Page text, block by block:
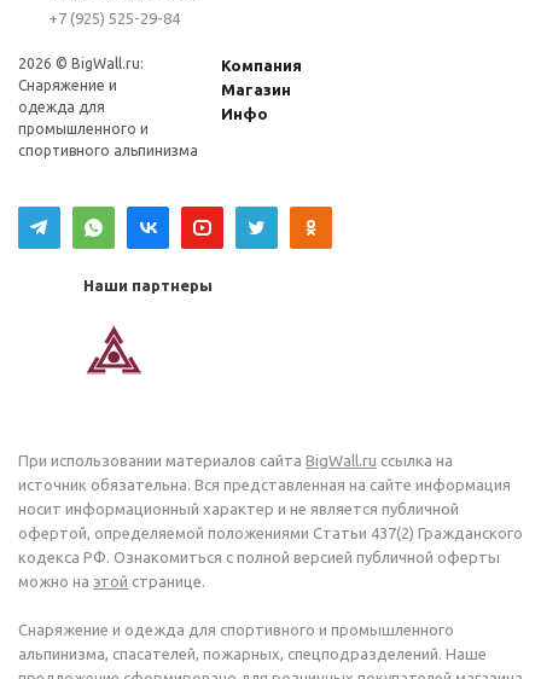
+7 (925) 525-29-84
2026 © BigWall.ru:
Снаряжение и
одежда для
промышленного и
спортивного альпинизма
Компания
Магазин
Инфо
Наши партнеры
При использовании материалов сайта BigWall.ru ссылка на
источник обязательна. Вся представленная на сайте информация
носит информационный характер и не является публичной
офертой, определяемой положениями Статьи 437(2) Гражданского
кодекса РФ. Ознакомиться с полной версией публичной оферты
можно на этой странице.
Снаряжение и одежда для спортивного и промышленного
альпинизма, спасателей, пожарных, спецподразделений. Наше